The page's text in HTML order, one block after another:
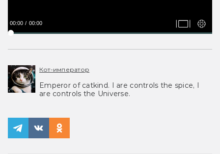
00:00 00:00
Кот-император
Emperor of catkind. I are controls the spice, I
are controls the Universe.